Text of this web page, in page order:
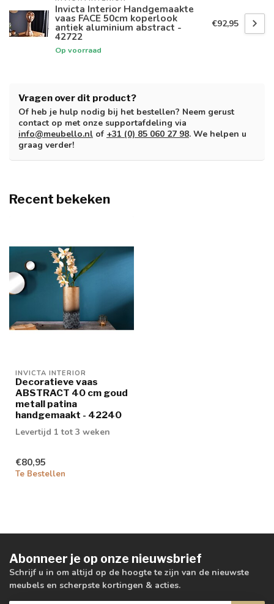
Invicta Interior Handgemaakte
vaas FACE 50cm koperlook
antiek aluminium abstract -
42722
Op voorraad
€92,95
Vragen over dit product?
Of heb je hulp nodig bij het bestellen? Neem gerust
contact op met onze supportafdeling via
info@meubello.nl of +31 (0) 85 060 27 98. We helpen u
graag verder!
Recent bekeken
INVICTA INTERIOR
Decoratieve vaas
ABSTRACT 40 cm goud
metall patina
handgemaakt - 42240
Levertijd 1 tot 3 weken
€80,95
Te Bestellen
Abonneer je op onze nieuwsbrief
Schrijf u in om altijd op de hoogte te zijn van de nieuwste
meubels en scherpste kortingen & acties.